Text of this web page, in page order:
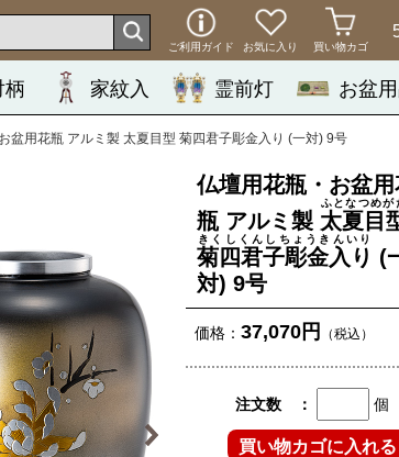
ご利用ガイド お気に入り 買い物カゴ
柄 家紋入 霊前灯 お盆
盆用花瓶 アルミ製 太夏目型 菊四君子彫金入り (一対) 9号
仏壇用花瓶・お盆用
瓶 アルミ製 太夏目
ふとなつめが
菊四君子彫金入り
きくしくんしちょうきんいり
(
対) 9号
価格： 37,070円 （税込）
注文数 ： 個